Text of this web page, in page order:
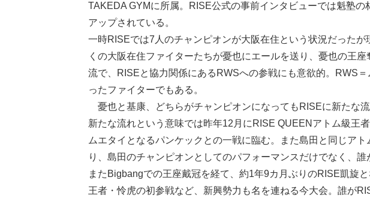
TAKEDA GYMに所属。RISE公式の事前インタビューでは魁塾
アップされている。
一時RISEでは7人のチャンピオンが大阪在住という状況だった
くの大阪在住ファイターたちが憂也にエールを送り、憂也の王
流で、RISEと協力関係にあるRWSへの参戦にも意欲的。RWS
ったファイターでもある。
憂也と基康、どちらがチャンピオンになってもRISEに新たな流
新たな流れという意味では昨年12月にRISE QUEENアトム級王
ムエタイとなるパンケックとの一戦に臨む。また島田と同じア
り、島田のチャンピオンとしてのパフォーマンスだけでなく、
またBigbangでの王座戴冠を経て、約1年9カ月ぶりのRISE凱旋
王者・怜虎の初参戦など、新興勢力も名を連ねる今大会。誰が